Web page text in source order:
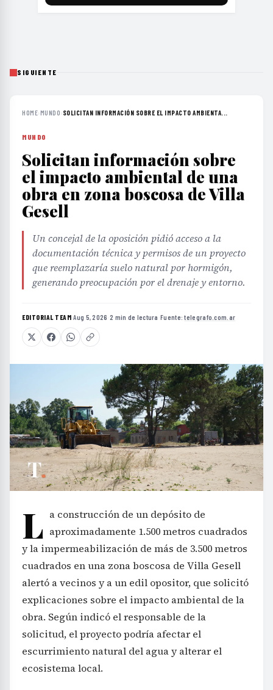
SIGUIENTE
HOME›MUNDO› SOLICITAN INFORMACIÓN SOBRE EL IMPACTO AMBIENTA...
MUNDO
Solicitan información sobre
el impacto ambiental de una
obra en zona boscosa de Villa
Gesell
Un concejal de la oposición pidió acceso a la
documentación técnica y permisos de un proyecto
que reemplazaría suelo natural por hormigón,
generando preocupación por el drenaje y entorno.
EDITORIAL TEAM·Aug 5, 2026 ·2 min de lectura ·Fuente:telegrafo.com.ar
L a construcción de un depósito de
aproximadamente 1.500 metros cuadrados
y la impermeabilización de más de 3.500 metros
cuadrados en una zona boscosa de Villa Gesell
alertó a vecinos y a un edil opositor, que solicitó
explicaciones sobre el impacto ambiental de la
obra. Según indicó el responsable de la
solicitud, el proyecto podría afectar el
escurrimiento natural del agua y alterar el
ecosistema local.